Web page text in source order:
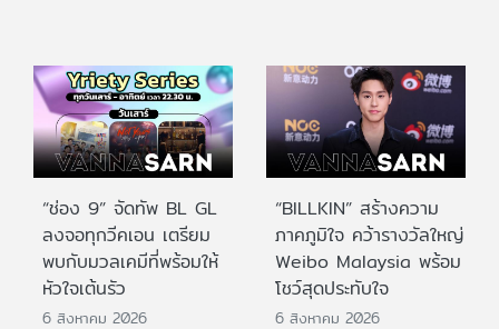
“ช่อง 9” จัดทัพ BL GL
ลงจอทุกวีคเอน เตรียม
พบกับมวลเคมีที่พร้อมให้
หัวใจเต้นรัว
6 สิงหาคม 2026
“BILLKIN” สร้างความ
ภาคภูมิใจ คว้ารางวัลใหญ่
Weibo Malaysia พร้อม
โชว์สุดประทับใจ
6 สิงหาคม 2026